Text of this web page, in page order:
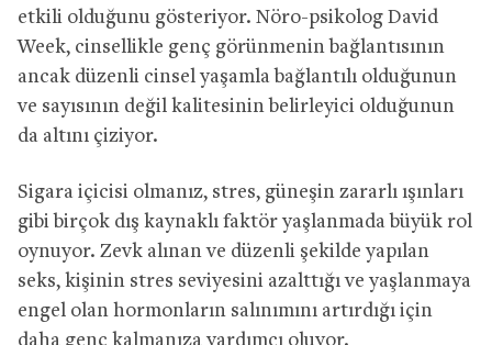
etkili olduğunu gösteriyor. Nöro-psikolog David
Week, cinsellikle genç görünmenin bağlantısının
ancak düzenli cinsel yaşamla bağlantılı olduğunun
ve sayısının değil kalitesinin belirleyici olduğunun
da altını çiziyor.
Sigara içicisi olmanız, stres, güneşin zararlı ışınları
gibi birçok dış kaynaklı faktör yaşlanmada büyük rol
oynuyor. Zevk alınan ve düzenli şekilde yapılan
seks, kişinin stres seviyesini azalttığı ve yaşlanmaya
engel olan hormonların salınımını artırdığı için
daha genç kalmanıza yardımcı oluyor.